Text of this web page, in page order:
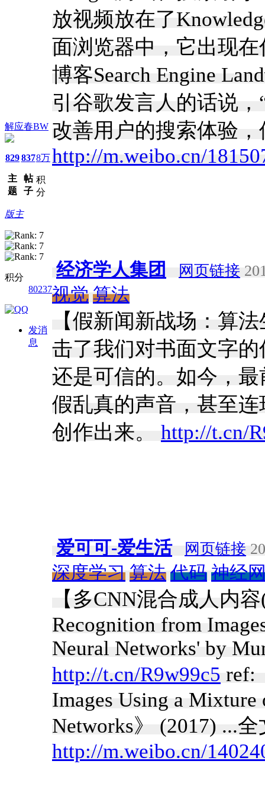
解应春BW
829
主
题
837
帖
子
8万
积
分
版主
积分
80237
发消
息
放视频放在了
面浏览器中，它出现
博客Search Engine
引谷歌发言人的话说
改善用户的搜索体验
http://m.weibo.cn/
经济学人集团 网页链接
视觉 算法
【假新闻新战场：算
击了我们对书面文字
还是可信的。如今，
假乱真的声音，甚至
创作出来。 http://t.cn/
爱可可-爱生活 网页链接
深度学习 算法 代码 神经
【多CNN混合成人内
Recognition from
Neural Networks' by
http://t.cn/R9w99c5 ref:
Images Using a
Networks》 (2017) ...
http://m.weibo.cn/